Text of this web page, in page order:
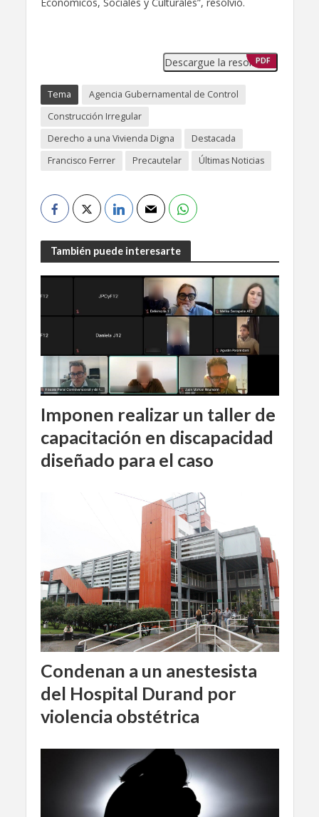
Descargue la resolución
PDF
Tema
Agencia Gubernamental de Control
Construcción Irregular
Derecho a una Vivienda Digna
Destacada
Francisco Ferrer
Precautelar Últimas Noticias
También puede interesarte
Imponen realizar un taller de
capacitación en discapacidad
diseñado para el caso
Condenan a un anestesista
del Hospital Durand por
violencia obstétrica